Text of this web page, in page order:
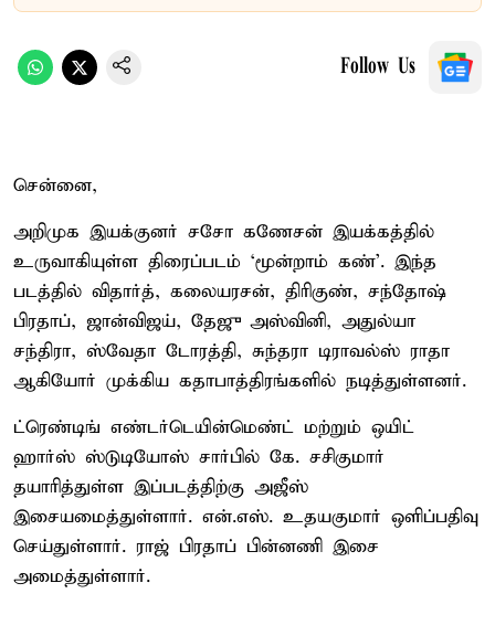
Follow Us
சென்னை,
அறிமுக இயக்குனர் சசோ கணேசன் இயக்கத்தில்
உருவாகியுள்ள திரைப்படம் ‘மூன்றாம் கண்’. இந்த
படத்தில் விதார்த், கலையரசன், திரிகுண், சந்தோஷ்
பிரதாப், ஜான்விஜய், தேஜு அஸ்வினி, அதுல்யா
சந்திரா, ஸ்வேதா டோரத்தி, சுந்தரா டிராவல்ஸ் ராதா
ஆகியோர் முக்கிய கதாபாத்திரங்களில் நடித்துள்ளனர்.
ட்ரெண்டிங் எண்டர்டெயின்மெண்ட் மற்றும் ஒயிட்
ஹார்ஸ் ஸ்டுடியோஸ் சார்பில் கே. சசிகுமார்
தயாரித்துள்ள இப்படத்திற்கு அஜீஸ்
இசையமைத்துள்ளார். என்.எஸ். உதயகுமார் ஒளிப்பதிவு
செய்துள்ளார். ராஜ் பிரதாப் பின்னணி இசை
அமைத்துள்ளார்.